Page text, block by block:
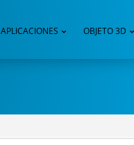
APLICACIONES OBJETO 3D